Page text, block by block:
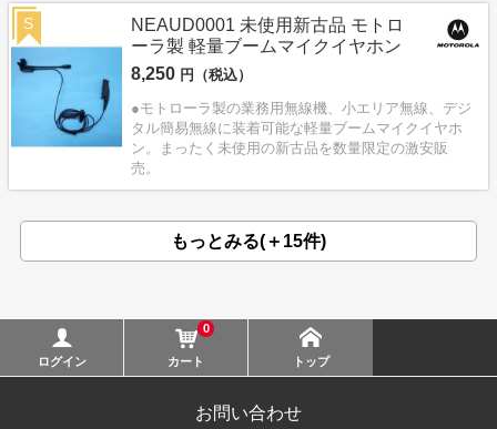
NEAUD0001 未使用新古品 モトロ
ーラ製 軽量ブームマイクイヤホン
8,250 円（税込）
●モトローラ製の業務用無線機、小エリア無線、デジ
タル簡易無線に装着可能な軽量ブームマイクイヤホ
ン。まったく未使用の新古品を数量限定の激安販
売。
S
もっとみる(＋15件)
ログイン
0
カート トップ
お問い合わせ